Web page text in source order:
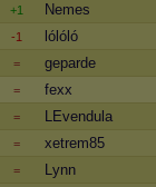
+1
Nemes
-1
lólóló
=
geparde
=
fexx
=
LEvendula
=
xetrem85
=
Lynn